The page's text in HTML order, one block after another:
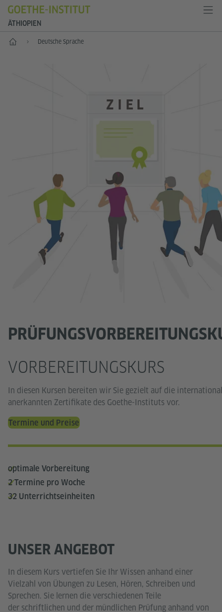
ÄTHIOPIEN
Start Deutsche Sprache
VORBEREITUNGSKURS
In diesen Kursen bereiten wir Sie gezielt auf die international
anerkannten Zertifikate des Goethe-Instituts vor.
Termine und Preise
optimale Vorbereitung
2 Termine pro Woche
32 Unterrichtseinheiten
UNSER ANGEBOT
In diesem Kurs vertiefen Sie Ihr Wissen anhand einer
Vielzahl von Übungen zu Lesen, Hören, Schreiben und
Sprechen. Sie lernen die verschiedenen Teile
der schriftlichen und der mündlichen Prüfung anhand von